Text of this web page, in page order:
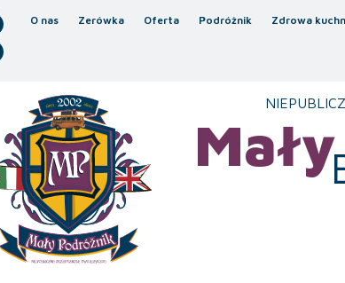
O nas Zerówka Oferta Podróżnik Zdrowa